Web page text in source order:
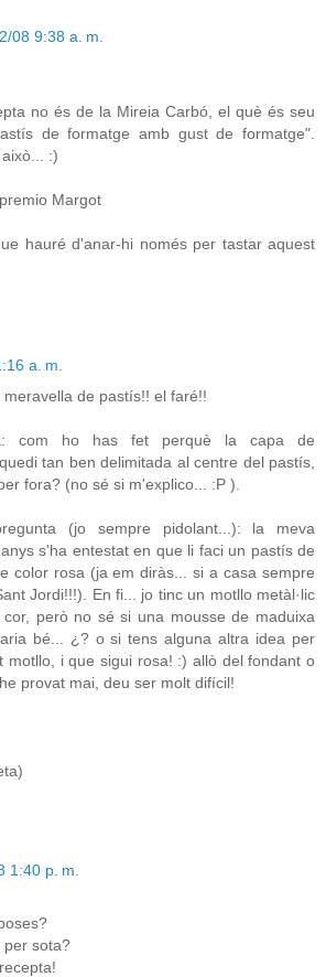
08 9:38 a. m.
no és de la Mireia Carbó, el què és seu
de formatge amb gust de formatge".
:)
Margot
hauré d'anar-hi només per tastar aquest
a. m.
de pastís!! el faré!!
com ho has fet perquè la capa de
tan ben delimitada al centre del pastís,
fora? (no sé si m'explico... :P ).
(jo sempre pidolant...): la meva
s'ha entestat en que li faci un pastís de
color rosa (ja em diràs... si a casa sempre
Jordi!!!). En fi... jo tinc un motllo metàl·lic
però no sé si una mousse de maduixa
bé... ¿? o si tens alguna altra idea per
motllo, i que sigui rosa! :) allò del fondant o
provat mai, deu ser molt difícil!
1:40 p. m.
per sota?